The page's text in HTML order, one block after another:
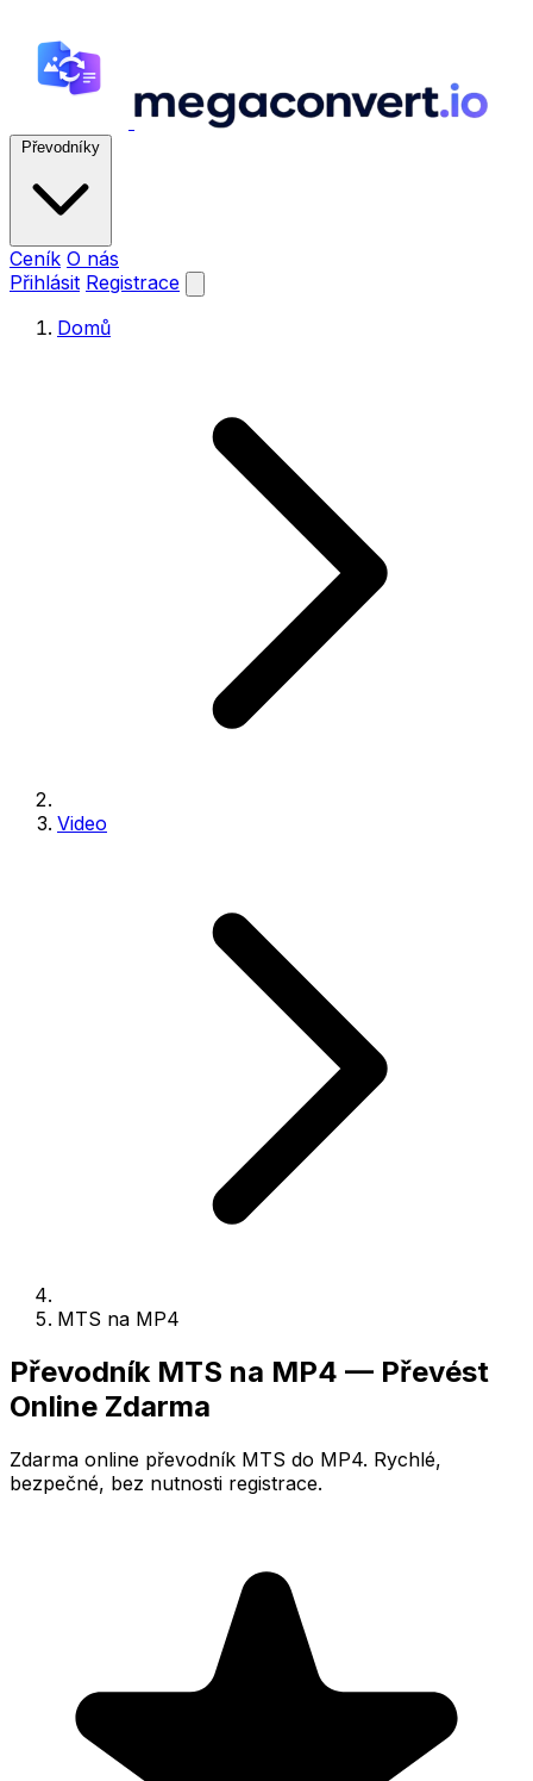
Převodníky
Ceník O nás
Přihlásit Registrace
Domů
Video
MTS na MP4
Převodník MTS na MP4 — Převést
Online Zdarma
Zdarma online převodník MTS do MP4. Rychlé,
bezpečné, bez nutnosti registrace.